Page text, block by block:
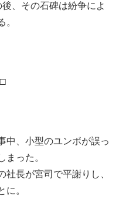
、その石碑は紛争によ
。
中、小型のユンボが誤っ
まった。
長が宮司で平謝りし、
に。